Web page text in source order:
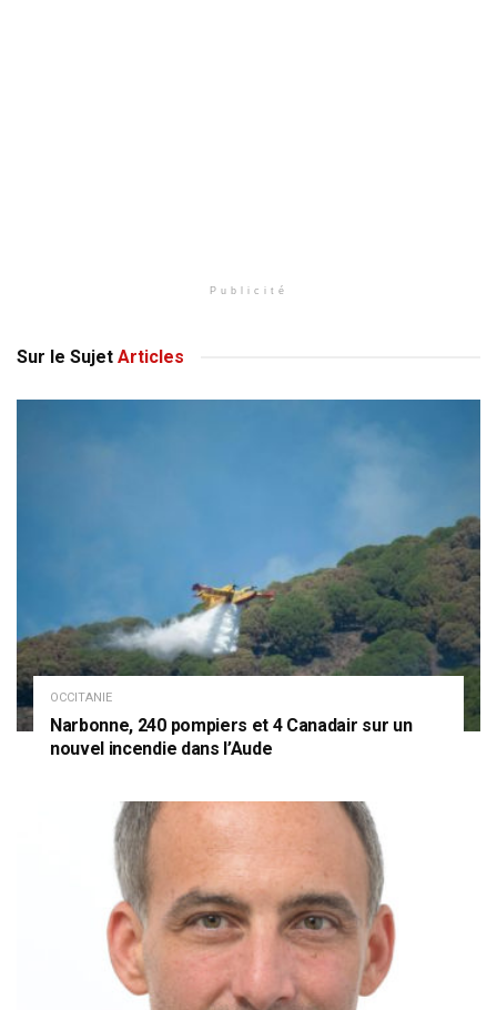
Publicité
Sur le Sujet Articles
OCCITANIE
Narbonne, 240 pompiers et 4 Canadair sur un
nouvel incendie dans l’Aude